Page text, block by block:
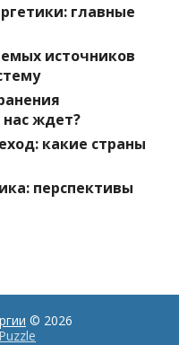
главные
источников
нас ждет?
какие страны
перспективы
© 2026